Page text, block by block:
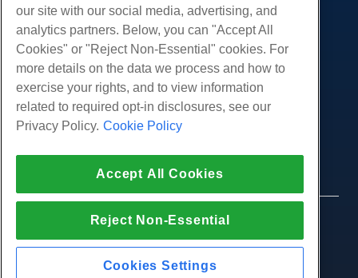
Producten
Web hosting
Zakelijke hosting
White Label-wederverkoper
Beheerde Linux VPS
Onbeheerde Windows VPS
Cloud Servers
Load Balancers
Blokkeer opslag
Diensten
Website-migraties
Gemeenschap
Productdocumentatie
Tutorials
Bedrijf
Over ons
Neem contact op
druk op
Affiliate-programma
Politie
Partnerovereenkomst
Ondersteuning
Live chat met ons
Open een ondersteuningskaartje
Stuur ons een e-mail
© 2010-2026 Hostwinds, een HostPapa Inc. bedrijf.
Alle rechten voorbehouden.
our site with our social media, advertising, and
analytics partners. Below, you can "Accept All
Cookies" or "Reject Non-Essential" cookies. For
more details on the data we process and how to
exercise your rights, and to view information
related to required opt-in disclosures, see our
Privacy Policy. Cookie Policy
Accept All Cookies
Reject Non-Essential
Cookies Settings